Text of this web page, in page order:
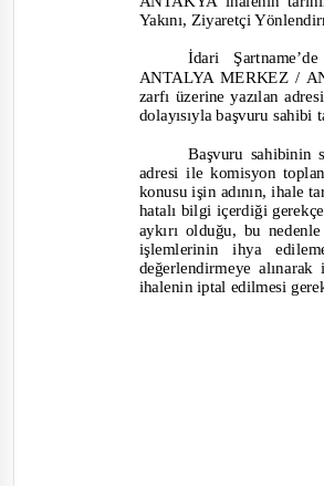
Yakını, Ziyaretçi
İdari Şartname
ANTALYA MERKEZ /
zarfı üzerine yazılan
dolayısıyla başvuru sahibi
Başvuru sahibinin
adresi ile komisyon
konusu işin adının,ihale
hatalı bilgi içerdiği
aykırı olduğu, bu
işlemlerinin ihya
değerlendirmeye
ihalenin iptal edilmesi